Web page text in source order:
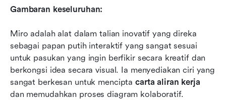
Gambaran keseluruhan:
Miro adalah alat dalam talian inovatif yang direka
sebagai papan putih interaktif yang sangat sesuai
untuk pasukan yang ingin berfikir secara kreatif dan
berkongsi idea secara visual. Ia menyediakan ciri yang
sangat berkesan untuk mencipta carta aliran kerja
dan memudahkan proses diagram kolaboratif.